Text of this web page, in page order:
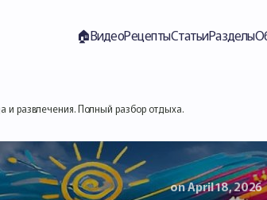
🏠︎ВидеоРецептыСтатьиРазделы
и развлечения. Полный разбор отдыха.
onApril 18, 2026